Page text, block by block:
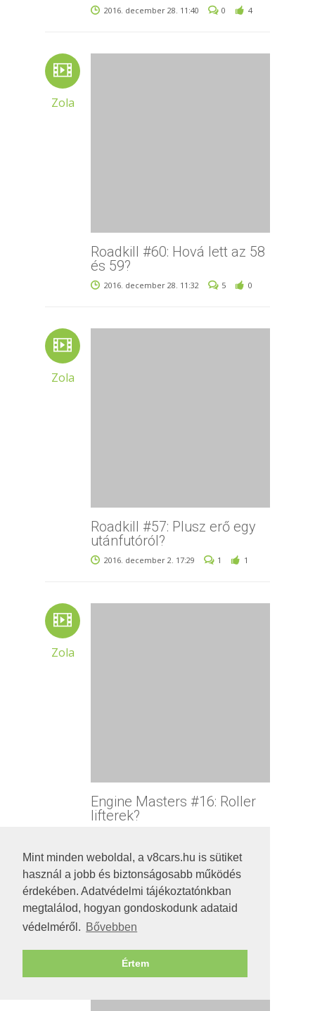
Mint minden weboldal, a v8cars.hu is sütiket
használ a jobb és biztonságosabb működés
érdekében. Adatvédelmi tájékoztatónkban
megtalálod, hogyan gondoskodunk adataid
védelméről. Bővebben
Értem
2016. december 28. 11:40 0 4
Zola
Roadkill #60: Hová lett az 58
és 59?
2016. december 28. 11:32 5 0
Zola
Roadkill #57: Plusz erő egy
utánfutóról?
2016. december 2. 17:29 1 1
Zola
Engine Masters #16: Roller
lifterek?
Zola